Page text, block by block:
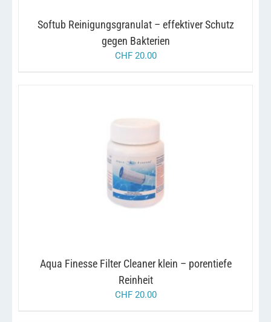
Softub Reinigungsgranulat – effektiver Schutz
gegen Bakterien
CHF20.00
IN DEN WARENKORB /
Aqua Finesse Filter Cleaner klein – porentiefe
Reinheit
CHF20.00